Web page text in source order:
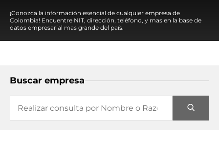
¡Conozca la información esencial de cualquier empresa de
Colombia! Encuentre NIT, dirección, teléfono, y mas en la base de
datos empresarial mas grande del país.
Buscar empresa